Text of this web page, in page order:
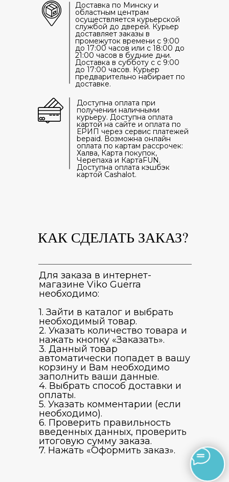
Доставка по Минску и
областным центрам
осуществляется курьерской
службой до дверей. Курьер
доставляет заказы в
промежуток времени с 9:00
до 17:00 часов или с 18:00 до
21:00 часов в будние дни.
Доставка в субботу с с 9:00
до 17:00 часов. Курьер
предварительно набирает по
доставке.
Доступна оплата при
получении наличными
курьеру. Доступна оплата
картой на сайте и оплата по
ЕРИП через сервис платежей
bepaid. Возможна онлайн
оплата по картам рассрочек:
Халва, Карта покупок,
Черепаха и КартаFUN.
Доступна оплата кэшбэк
картой Cashalot.
КАК СДЕЛАТЬ ЗАКАЗ?
Для заказа в интернет-
магазине Viko Guerra
необходимо:
1. Зайти в каталог и выбрать
необходимый товар.
2. Указать количество товара и
нажать кнопку «Заказать».
3. Данный товар
автоматически попадет в вашу
корзину и Вам необходимо
заполнить ваши данные.
4. Выбрать способ доставки и
оплаты.
5. Указать комментарии (если
необходимо).
6. Проверить правильность
введенных данных, проверить
итоговую сумму заказа.
7. Нажать «Оформить заказ».